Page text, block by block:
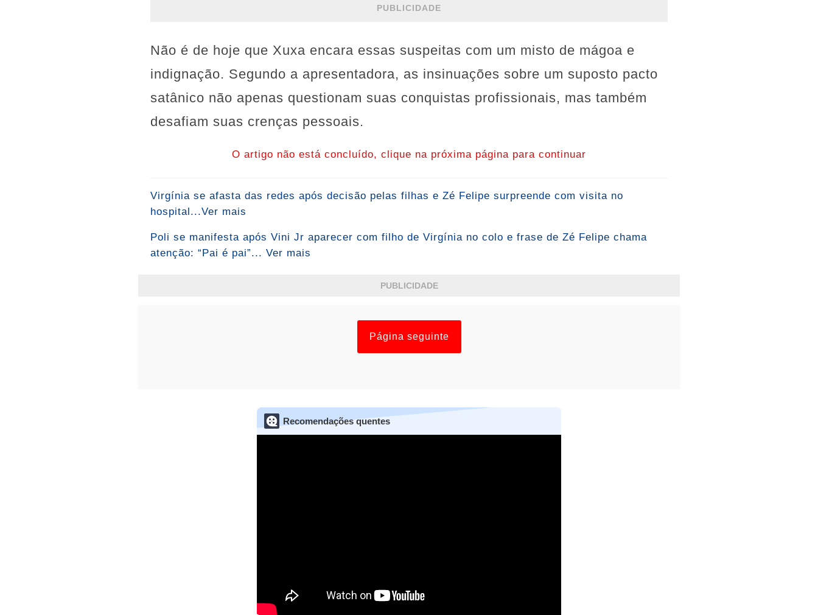
PUBLICIDADE
Não é de hoje que Xuxa encara essas suspeitas com um misto de mágoa e
indignação. Segundo a apresentadora, as insinuações sobre um suposto pacto
satânico não apenas questionam suas conquistas profissionais, mas também
desafiam suas crenças pessoais.
O artigo não está concluído, clique na próxima página para continuar
Virgínia se afasta das redes após decisão pelas filhas e Zé Felipe surpreende com visita no
hospital...Ver mais
Poli se manifesta após Vini Jr aparecer com filho de Virgínia no colo e frase de Zé Felipe chama
atenção: “Pai é pai”... Ver mais
PUBLICIDADE
Página seguinte
Recomendações quentes